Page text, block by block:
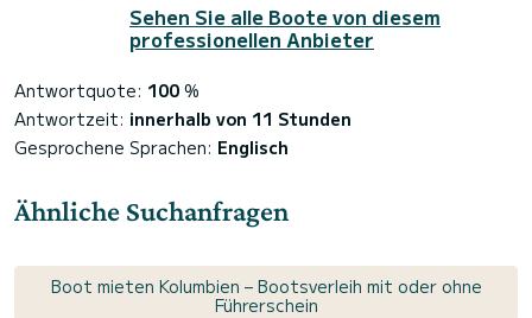
Sehen Sie alle Boote von diesem
professionellen Anbieter
Antwortquote: 100 %
Antwortzeit: innerhalb von 11 Stunden
Gesprochene Sprachen: Englisch
Ähnliche Suchanfragen
Boot mieten Kolumbien – Bootsverleih mit oder ohne
Führerschein